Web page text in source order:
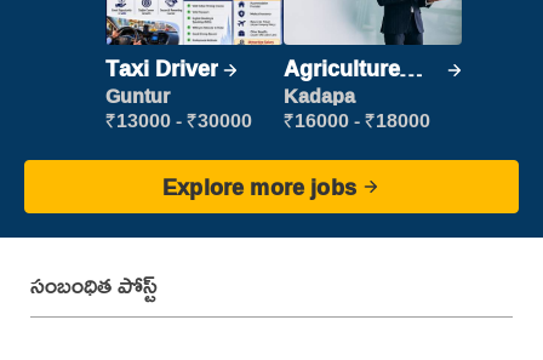
Taxi Driver
Guntur
₹13000 - ₹30000
Agriculture
Labour
Kadapa
₹16000 - ₹18000
Explore more jobs
సంబంధిత పోస్ట్